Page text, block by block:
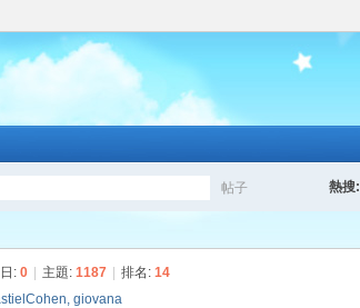
帖子 熱搜:
: 0 主題: 1187 排名: 14
, giovana